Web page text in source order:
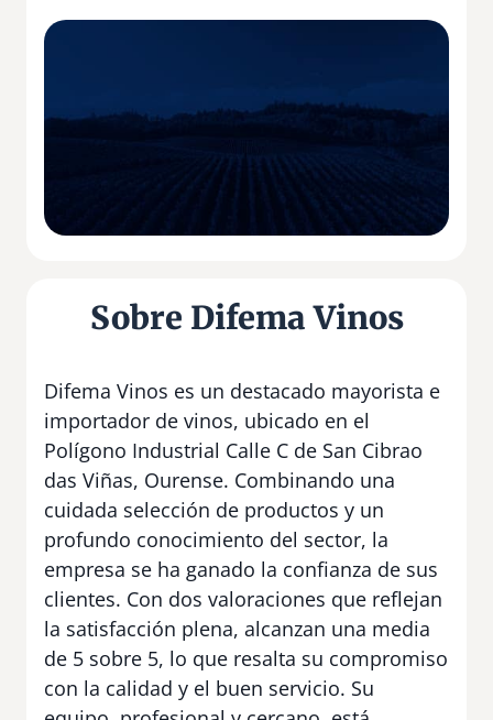
Sobre Difema Vinos
Difema Vinos es un destacado mayorista e
importador de vinos, ubicado en el
Polígono Industrial Calle C de San Cibrao
das Viñas, Ourense. Combinando una
cuidada selección de productos y un
profundo conocimiento del sector, la
empresa se ha ganado la confianza de sus
clientes. Con dos valoraciones que reflejan
la satisfacción plena, alcanzan una media
de 5 sobre 5, lo que resalta su compromiso
con la calidad y el buen servicio. Su